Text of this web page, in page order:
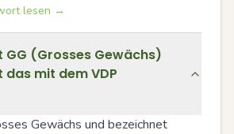
lesen →
GG (Grosses Gewächs)
mit dem VDP
Gewächs und bezeichnet